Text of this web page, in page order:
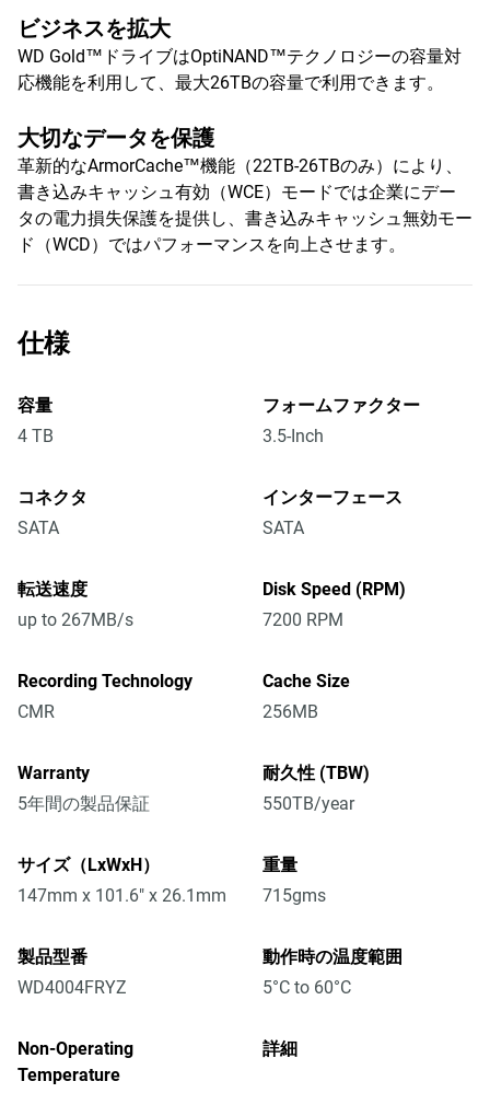
ビジネスを拡大
WD Gold™ドライブはOptiNAND™テクノロジーの容量対
応機能を利用して、最大26TBの容量で利用できます。
大切なデータを保護
革新的なArmorCache™機能（22TB-26TBのみ）により、
書き込みキャッシュ有効（WCE）モードでは企業にデー
タの電力損失保護を提供し、書き込みキャッシュ無効モー
ド（WCD）ではパフォーマンスを向上させます。
仕様
容量
4 TB
フォームファクター
3.5-Inch
コネクタ
SATA
インターフェース
SATA
転送速度
up to 267MB/s
Disk Speed (RPM)
7200 RPM
Recording Technology
CMR
Cache Size
256MB
Warranty
5年間の製品保証
耐久性 (TBW)
550TB/year
サイズ（LxWxH）
147mm x 101.6" x 26.1mm
重量
715gms
製品型番
WD4004FRYZ
動作時の温度範囲
5°C to 60°C
Non-Operating
Temperature
詳細